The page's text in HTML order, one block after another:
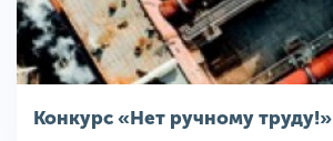
Конкурс «Нет ручному труду!»